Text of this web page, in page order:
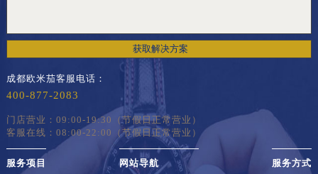
获取解决方案
成都欧米茄客服电话：
400-877-2083
门店营业：09:00-19:30（节假日正常营业）
客服在线：08:00-22:00（节假日正常营业）
服务项目
网站导航
服务方式